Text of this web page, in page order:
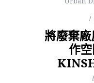
將廢棄
作